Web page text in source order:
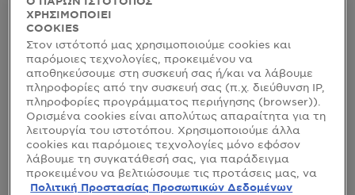
ΧΡΗΣΙΜΟΠΟΙΕΙ
COOKIES
Στον ιστότοπό μας χρησιμοποιούμε cookies και
παρόμοιες τεχνολογίες, προκειμένου να
αποθηκεύσουμε στη συσκευή σας ή/και να λάβουμε
πληροφορίες από την συσκευή σας (π.χ. διεύθυνση IP,
πληροφορίες προγράμματος περιήγησης (browser)).
Ορισμένα cookies είναι απολύτως απαραίτητα για τη
λειτουργία του ιστοτόπου. Χρησιμοποιούμε άλλα
cookies και παρόμοιες τεχνολογίες μόνο εφόσον
λάβουμε τη συγκατάθεσή σας, για παράδειγμα
προκειμένου να βελτιώσουμε τις προτάσεις μας, να
αναλύσουμε τη χρήση, να προσαρμόσουμε το
Πολιτική Προστασίας Προσωπικών Δεδομένων